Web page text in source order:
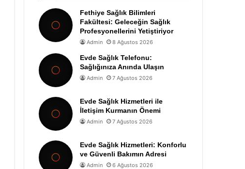
Fethiye Sağlık Bilimleri
Fakültesi: Geleceğin Sağlık
Profesyonellerini Yetiştiriyor
Admin 8 Ağustos 2026
Evde Sağlık Telefonu:
Sağlığınıza Anında Ulaşın
Admin 7 Ağustos 2026
Evde Sağlık Hizmetleri ile
İletişim Kurmanın Önemi
Admin 7 Ağustos 2026
Evde Sağlık Hizmetleri: Konforlu
ve Güvenli Bakımın Adresi
Admin 6 Ağustos 2026